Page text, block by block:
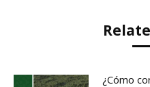
¿Cómo